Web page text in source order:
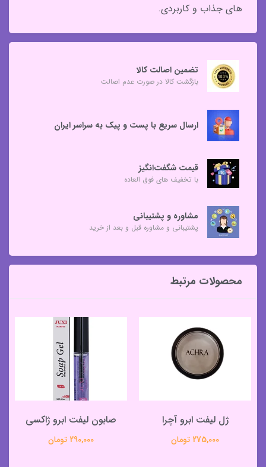
های جذاب و کاربردی.
تضمین اصالت کالا
بازگشت کالا در صورت عدم اصالت
ارسال سریع با پست و پیک به سراسر ایران
قیمت شگفت‌انگیز
با تخفیف های فوق العاده
مشاوره و پشتیبانی
پشتیبانی و مشاوره قبل و بعد از خرید
محصولات مرتبط
ژل لیفت ابرو آچرا
275,000 تومان
صابون لیفت ابرو ژاکسی
290,000 تومان